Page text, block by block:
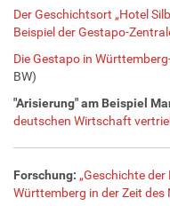
Der Geschichtsort „Hotel
Beispiel der Gestapo-
Die Gestapo in
BW)
"Arisierung" am Beispiel
deutschen Wirtschaft
Forschung: „Geschichte
Württemberg in der Zeit